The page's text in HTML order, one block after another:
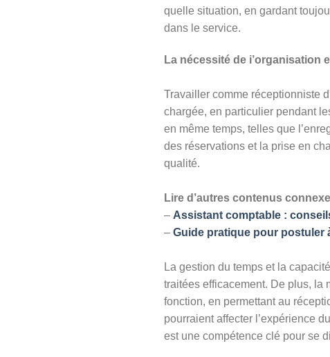
quelle situation, en gardant
dans le service.
La nécessité de i’organisation
Travailler comme réceptionniste
chargée, en particulier pendant
en même temps, telles que
des réservations et la prise en
qualité.
Lire d’autres contenus
– Assistant comptable :
– Guide pratique pour postuler
La gestion du temps et la
traitées efficacement. De plus, la
fonction, en permettant au
pourraient affecter l’expérience
est une compétence clé pour se